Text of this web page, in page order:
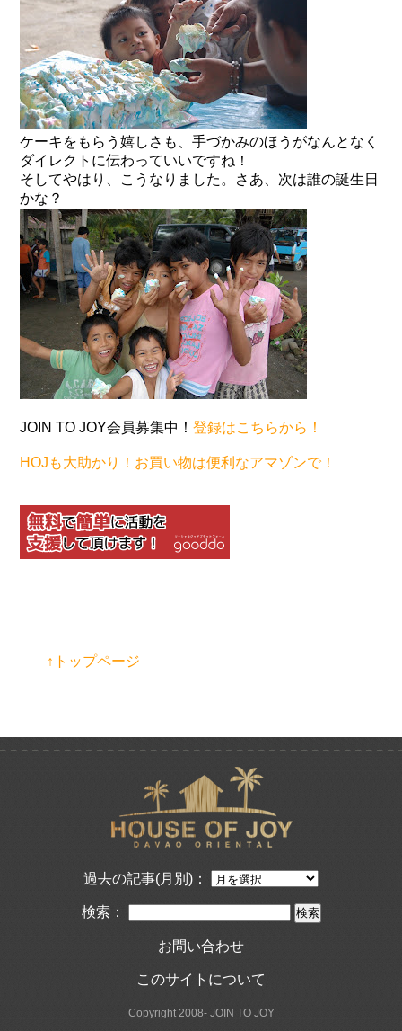
ケーキをもらう嬉しさも、手づかみのほうがなんとなく
ダイレクトに伝わっていいですね！
そしてやはり、こうなりました。さあ、次は誰の誕生日
かな？
JOIN TO JOY会員募集中！登録はこちらから！
HOJも大助かり！お買い物は便利なアマゾンで！
↑トップページ
過去の記事(月別)：
検索：
お問い合わせ
このサイトについて
Copyright 2008- JOIN TO JOY